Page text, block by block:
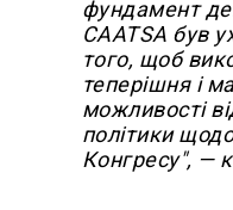
фундамент
CAATSA був
того, щоб
теперішня і
можливості
політики
Конгресу", —